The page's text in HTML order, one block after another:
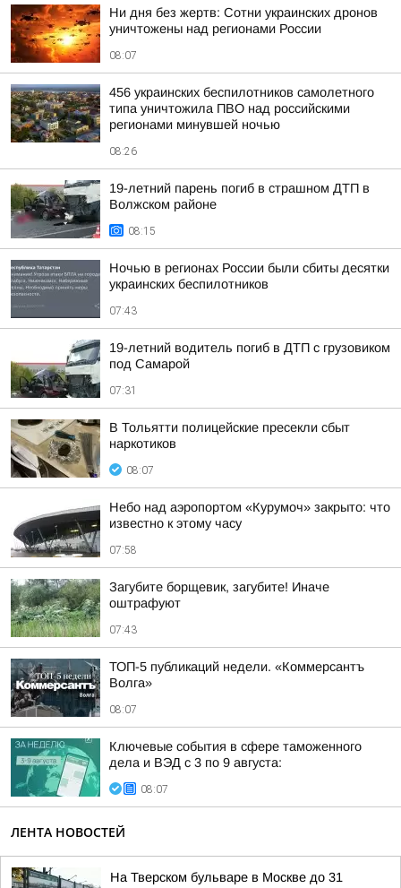
Ни дня без жертв: Сотни украинских дронов
уничтожены над регионами России
08:07
456 украинских беспилотников самолетного
типа уничтожила ПВО над российскими
регионами минувшей ночью
08:26
19-летний парень погиб в страшном ДТП в
Волжском районе
08:15
Ночью в регионах России были сбиты десятки
украинских беспилотников
07:43
19-летний водитель погиб в ДТП с грузовиком
под Самарой
07:31
В Тольятти полицейские пресекли сбыт
наркотиков
08:07
Небо над аэропортом «Курумоч» закрыто: что
известно к этому часу
07:58
Загубите борщевик, загубите! Иначе
оштрафуют
07:43
ТОП-5 публикаций недели. «Коммерсантъ
Волга»
08:07
Ключевые события в сфере таможенного
дела и ВЭД с 3 по 9 августа:
08:07
ЛЕНТА НОВОСТЕЙ
На Тверском бульваре в Москве до 31